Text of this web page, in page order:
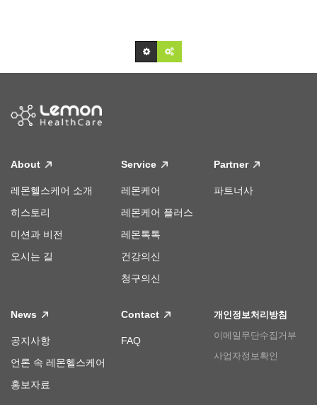
About
레몬헬스케어 소개
히스토리
미션과 비전
오시는 길
Service
레몬케어
레몬케어 플러스
레몬톡톡
건강의신
청구의신
Partner
파트너사
News
공지사항
언론 속 레몬헬스케어
홍보자료
Contact
FAQ
개인정보처리방침
이메일무단수집거부
사업자정보확인